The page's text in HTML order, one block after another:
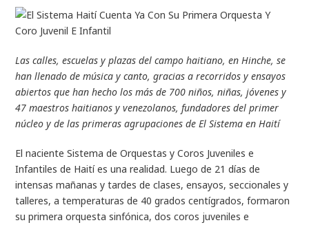
Las calles, escuelas y plazas del campo haitiano, en Hinche, se
han llenado de música y canto, gracias a recorridos y ensayos
abiertos que han hecho los más de 700 niños, niñas, jóvenes y
47 maestros haitianos y venezolanos, fundadores del primer
núcleo y de las primeras agrupaciones de El Sistema en Haití
El naciente Sistema de Orquestas y Coros Juveniles e
Infantiles de Haití es una realidad. Luego de 21 días de
intensas mañanas y tardes de clases, ensayos, seccionales y
talleres, a temperaturas de 40 grados centígrados, formaron
su primera orquesta sinfónica, dos coros juveniles e